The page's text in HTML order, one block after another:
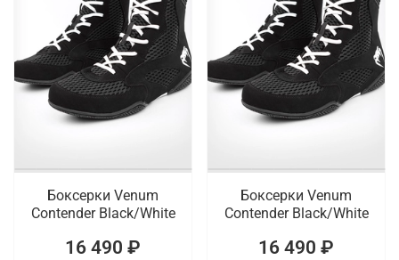
Боксерки Venum
Contender Black/White
16 490 ₽
Боксерки Venum
Contender Black/White
16 490 ₽